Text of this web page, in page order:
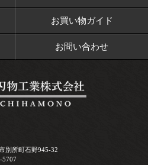
お買い物ガイド
お問い合わせ
所町石野945-32
5707